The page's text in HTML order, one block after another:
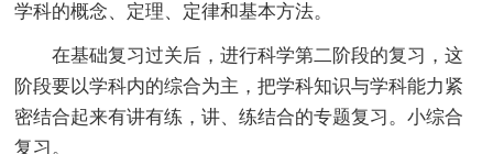
学科的概念、定理、定律和基本方法。
在基础复习过关后，进行科学第二阶段的复习，这
阶段要以学科内的综合为主，把学科知识与学科能力紧
密结合起来有讲有练，讲、练结合的专题复习。小综合
复习。